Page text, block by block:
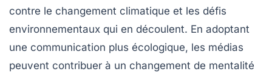
contre le changement climatique et les défis
environnementaux qui en découlent. En adoptant
une communication plus écologique, les médias
peuvent contribuer à un changement de mentalité